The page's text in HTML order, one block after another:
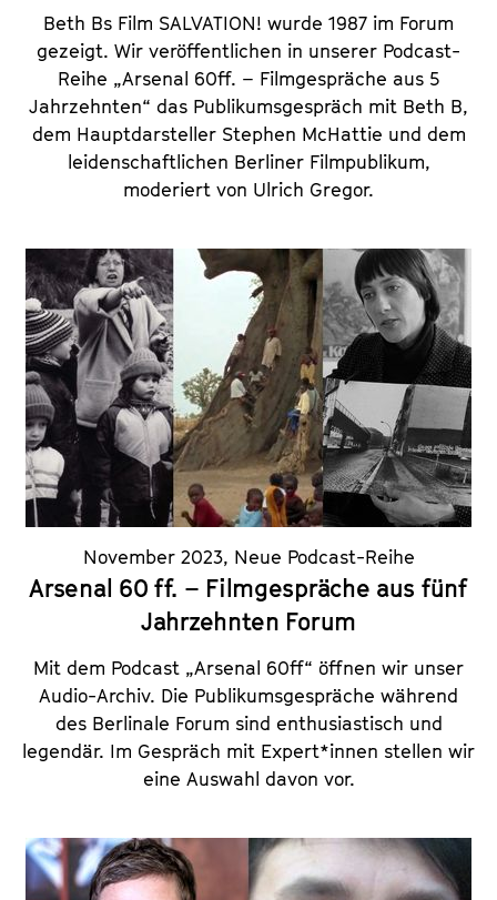
Beth Bs Film SALVATION! wurde 1987 im Forum
gezeigt. Wir veröffentlichen in unserer Podcast-
Reihe „Arsenal 60ff. – Filmgespräche aus 5
Jahrzehnten“ das Publikumsgespräch mit Beth B,
dem Hauptdarsteller Stephen McHattie und dem
leidenschaftlichen Berliner Filmpublikum,
moderiert von Ulrich Gregor.
November 2023, Neue Podcast-Reihe
Arsenal 60 ff. – Filmgespräche aus fünf
Jahrzehnten Forum
Mit dem Podcast „Arsenal 60ff“ öffnen wir unser
Audio-Archiv. Die Publikumsgespräche während
des Berlinale Forum sind enthusiastisch und
legendär. Im Gespräch mit Expert*innen stellen wir
eine Auswahl davon vor.